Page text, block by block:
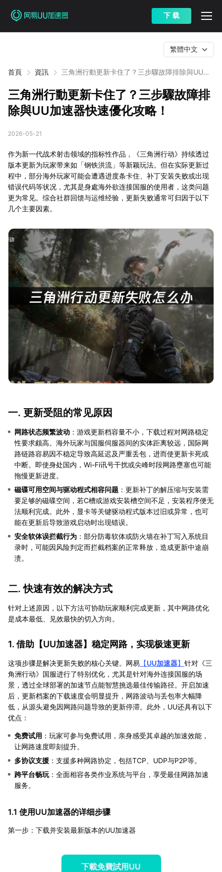
下 载
首頁 資訊
三角洲行動更新卡住了？三步驟故障排除與UU加
繁體中文
三角洲行動更新卡住了？三步驟故障排
除與UU加速器快速優化攻略！
2026-05-21
作为新一代战术射击领域的指标性作品，《三角洲行动》持续透过
版本更新为玩家带来如「钢铁洪流」等新颖玩法。但在实际更新过
程中，部分海外玩家可能会遭遇进度条卡住、补丁安装失败或出现
错误代码等状况，尤其是身處海外欲连接国服的使用者，这类问题
更为常见。综合社群回馈与运维经验，更新失败通常可归因于以下
几个主要因素。
一. 更新受阻的常见原因
网路状态频繁波动 ：游戏更新档容量不小，下载过程对网路稳定
性要求颇高。海外玩家与国服伺服器间的实体距离较远，国际网
路链路容易因不稳定导致高延迟及严重丢包，进而使更新卡死或
中断。即使身处国内，Wi-Fi讯号干扰或尖峰时段网路壅塞也可能
拖慢更新进度。
磁碟可用空间与驱动程式相容问题 ：更新补丁的解压缩与安装需
要足够的磁碟空间，若C槽或游戏安装槽空间不足，安装程序便无
法顺利完成。此外，显卡等关键驱动程式版本过旧或异常，也可
能在更新后导致游戏启动时出现错误。
安全软体误拦截行为 ：部分防毒软体或防火墙在补丁写入系统目
录时，可能因风险判定而拦截档案的正常释放，造成更新中途崩
溃。
二. 快速有效的解决方式
针对上述原因，以下方法可协助玩家顺利完成更新，其中网路优化
是成本最低、见效最快的切入方向。
1. 借助【UU加速器】稳定网路，实现极速更新
这项步骤是解决更新失败的核心关键。网易 【UU加速器】 针对《三
角洲行动》国服进行了特别优化，尤其是针对海外连接国服的场
景，透过全球部署的加速节点能智慧挑选最佳传输路径。开启加速
后，更新档案的下载速度会明显提升，网路波动与丢包率大幅降
低，从源头避免因网路问题导致的更新停滞。此外，UU还具有以下
优点：
免费试用 ：玩家可参与免费试用，亲身感受其卓越的加速效能，
让网路速度即刻提升。
多协议支援 ：支援多种网路协定，包括TCP、UDP与P2P等。
跨平台畅玩：全面相容各类作业系统与平台，享受最佳网路加速
服务。
1.1 使用UU加速器的详细步骤
第一步：下载并安装最新版本的UU加速器
下載免費試用UU